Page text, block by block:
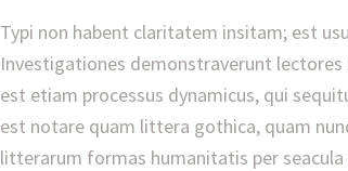
Typi non habent claritatem insitam; est
Investigationes demonstraverunt
est etiam processus dynamicus, qui
est notare quam littera gothica, quam
litterarum formas humanitatis per